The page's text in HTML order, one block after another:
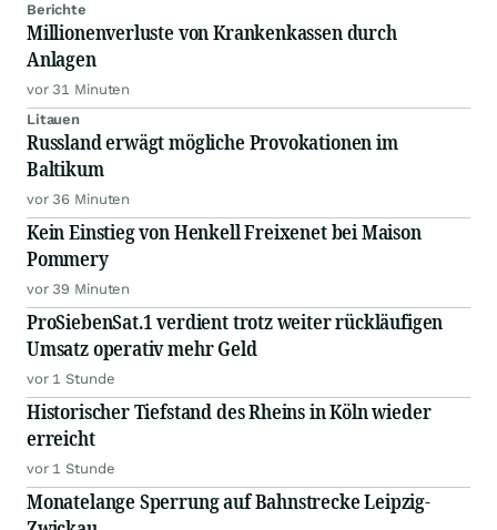
Berichte
Millionenverluste von Krankenkassen durch
Anlagen
vor 31 Minuten
Litauen
Russland erwägt mögliche Provokationen im
Baltikum
vor 36 Minuten
Kein Einstieg von Henkell Freixenet bei Maison
Pommery
vor 39 Minuten
ProSiebenSat.1 verdient trotz weiter rückläufigen
Umsatz operativ mehr Geld
vor 1 Stunde
Historischer Tiefstand des Rheins in Köln wieder
erreicht
vor 1 Stunde
Monatelange Sperrung auf Bahnstrecke Leipzig-